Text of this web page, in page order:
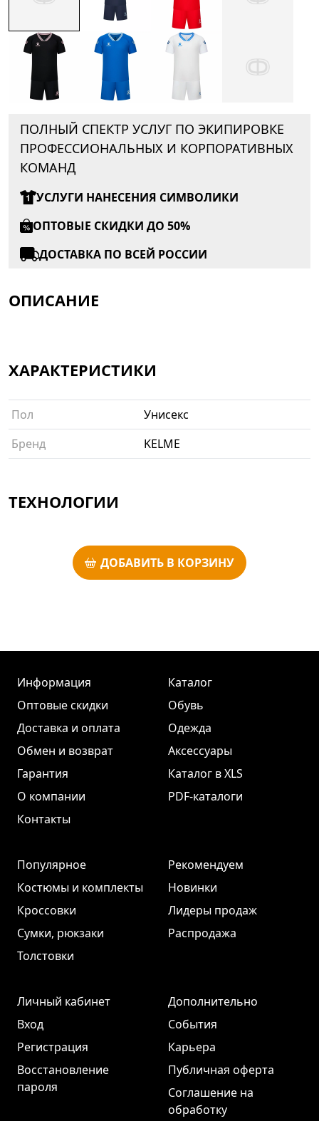
ПОЛНЫЙ СПЕКТР УСЛУГ ПО ЭКИПИРОВКЕ
ПРОФЕССИОНАЛЬНЫХ И КОРПОРАТИВНЫХ
КОМАНД
УСЛУГИ НАНЕСЕНИЯ СИМВОЛИКИ
ОПТОВЫЕ СКИДКИ ДО 50%
ДОСТАВКА ПО ВСЕЙ РОССИИ
ОПИСАНИЕ
ХАРАКТЕРИСТИКИ
Пол
Унисекс
Бренд
KELME
ТЕХНОЛОГИИ
ДОБАВИТЬ В КОРЗИНУ
Информация
Оптовые скидки
Доставка и оплата
Обмен и возврат
Гарантия
О компании
Контакты
Каталог
Обувь
Одежда
Аксессуары
Каталог в XLS
PDF-каталоги
Популярное
Костюмы и комплекты
Кроссовки
Сумки, рюкзаки
Толстовки
Рекомендуем
Новинки
Лидеры продаж
Распродажа
Личный кабинет
Вход
Регистрация
Восстановление
пароля
Дополнительно
События
Карьера
Публичная оферта
Соглашение на
обработку